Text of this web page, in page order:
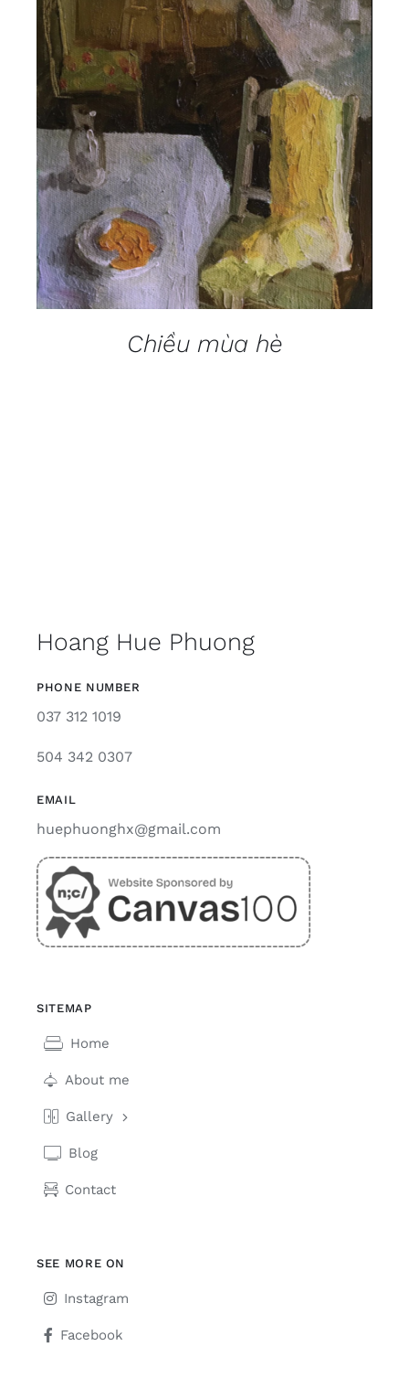
DETAILS
Chiều mùa hè
Hoang Hue Phuong
PHONE NUMBER
037 312 1019
504 342 0307
EMAIL
huephuonghx@gmail.com
SITEMAP
Home
About me
Gallery
Blog
Contact
SEE MORE ON
Instagram
Facebook